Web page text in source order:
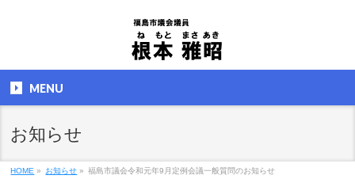
MENU
お知らせ
HOME » お知らせ » 福島市議会令和元年9月定例会議一般質問のお知らせ